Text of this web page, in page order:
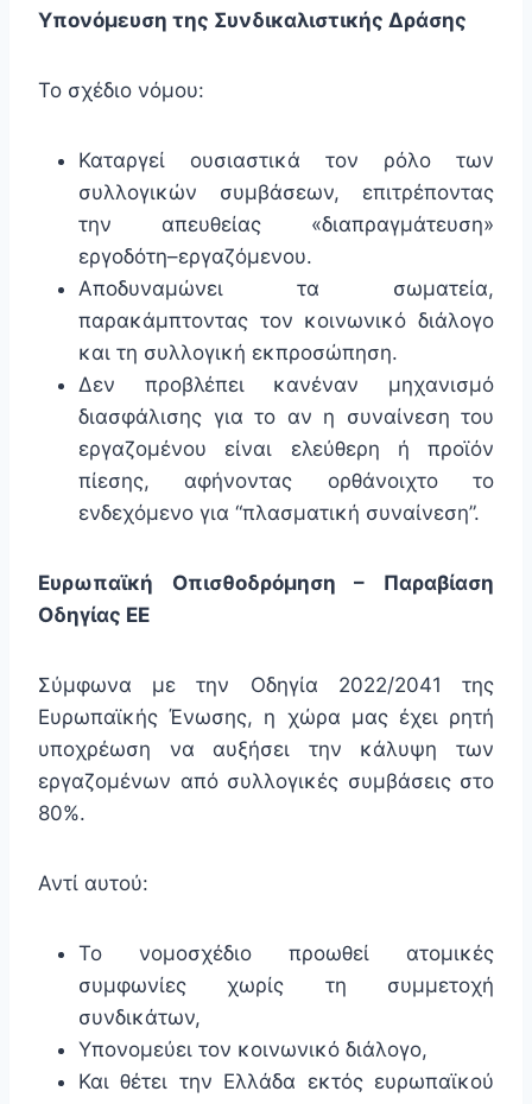
Υπονόμευση της Συνδικαλιστικής Δράσης
Το σχέδιο νόμου:
Καταργεί ουσιαστικά τον ρόλο των
συλλογικών συμβάσεων, επιτρέποντας
την απευθείας «διαπραγμάτευση»
εργοδότη–εργαζόμενου.
Αποδυναμώνει τα σωματεία,
παρακάμπτοντας τον κοινωνικό διάλογο
και τη συλλογική εκπροσώπηση.
Δεν προβλέπει κανέναν μηχανισμό
διασφάλισης για το αν η συναίνεση του
εργαζομένου είναι ελεύθερη ή προϊόν
πίεσης, αφήνοντας ορθάνοιχτο το
ενδεχόμενο για “πλασματική συναίνεση”.
Ευρωπαϊκή Οπισθοδρόμηση – Παραβίαση
Οδηγίας ΕΕ
Σύμφωνα με την Οδηγία 2022/2041 της
Ευρωπαϊκής Ένωσης, η χώρα μας έχει ρητή
υποχρέωση να αυξήσει την κάλυψη των
εργαζομένων από συλλογικές συμβάσεις στο
80%.
Αντί αυτού:
Το νομοσχέδιο προωθεί ατομικές
συμφωνίες χωρίς τη συμμετοχή
συνδικάτων,
Υπονομεύει τον κοινωνικό διάλογο,
Και θέτει την Ελλάδα εκτός ευρωπαϊκού